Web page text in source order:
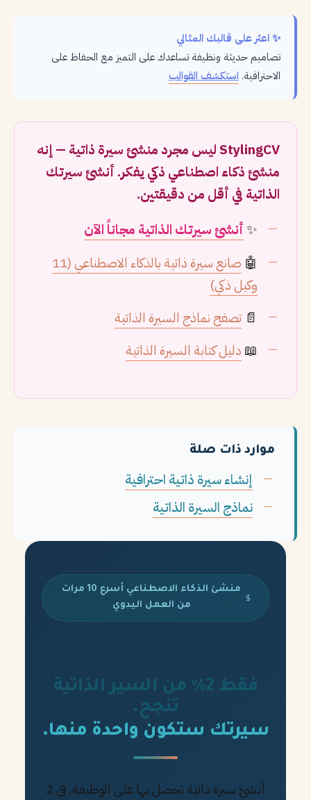
✨ اعثر على قالبك المثالي
تصاميم حديثة ونظيفة تساعدك على التميز مع الحفاظ على
الاحترافية. استكشف القوالب
StylingCV ليس مجرد منشئ سيرة ذاتية — إنه
منشئ ذكاء اصطناعي ذكي يفكر. أنشئ سيرتك
الذاتية في أقل من دقيقتين.
✨ أنشئ سيرتك الذاتية مجاناً الآن
🤖
صانع سيرة ذاتية بالذكاء الاصطناعي (11
وكيل ذكي)
📄 تصفح نماذج السيرة الذاتية
📖 دليل كتابة السيرة الذاتية
موارد ذات صلة
إنشاء سيرة ذاتية احترافية
نماذج السيرة الذاتية
منشئ الذكاء الاصطناعي أسرع 10 مرات
من العمل اليدوي
فقط 2% من السير الذاتية
تنجح.
سيرتك ستكون واحدة منها.
أنشئ سيرة ذاتية تحصل بها على الوظيفة. في 2